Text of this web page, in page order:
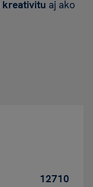
kreativitu aj ako
12710